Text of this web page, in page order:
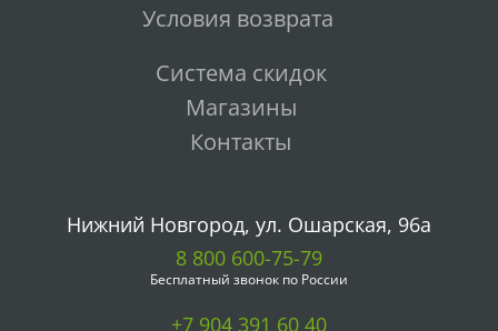
Условия возврата
Система скидок
Магазины
Контакты
Нижний Новгород, ул. Ошарская, 96а
8 800 600-75-79
Бесплатный звонок по России
+7 904 391 60 40